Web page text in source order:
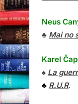
Neus
♣ Mai no
Karel
♠ La
♣ R.U.R.